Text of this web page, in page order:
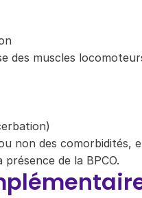
des muscles
non des comorbidités,
de la BPCO.